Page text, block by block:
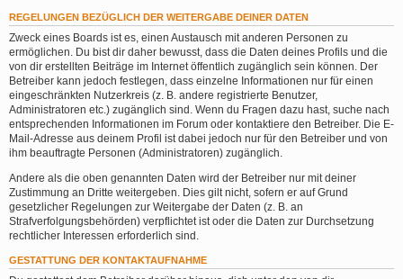
REGELUNGEN BEZÜGLICH DER WEITERGABE DEINER DATEN
Zweck eines Boards ist es, einen Austausch mit anderen Personen zu
ermöglichen. Du bist dir daher bewusst, dass die Daten deines Profils und die
von dir erstellten Beiträge im Internet öffentlich zugänglich sein können. Der
Betreiber kann jedoch festlegen, dass einzelne Informationen nur für einen
eingeschränkten Nutzerkreis (z. B. andere registrierte Benutzer,
Administratoren etc.) zugänglich sind. Wenn du Fragen dazu hast, suche nach
entsprechenden Informationen im Forum oder kontaktiere den Betreiber. Die E-
Mail-Adresse aus deinem Profil ist dabei jedoch nur für den Betreiber und von
ihm beauftragte Personen (Administratoren) zugänglich.
Andere als die oben genannten Daten wird der Betreiber nur mit deiner
Zustimmung an Dritte weitergeben. Dies gilt nicht, sofern er auf Grund
gesetzlicher Regelungen zur Weitergabe der Daten (z. B. an
Strafverfolgungsbehörden) verpflichtet ist oder die Daten zur Durchsetzung
rechtlicher Interessen erforderlich sind.
GESTATTUNG DER KONTAKTAUFNAHME